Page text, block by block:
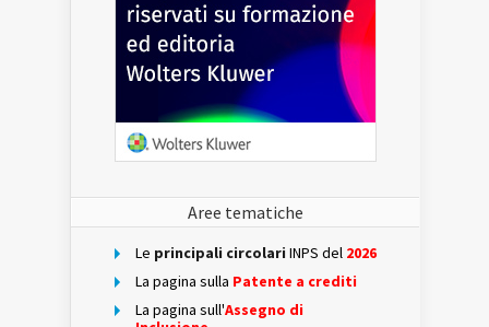
Aree tematiche
Le principali circolari INPS del 2026
La pagina sulla Patente a crediti
La pagina sull'Assegno di